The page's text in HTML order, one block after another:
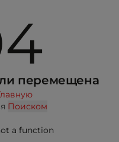
перемещена
Поиском
a function